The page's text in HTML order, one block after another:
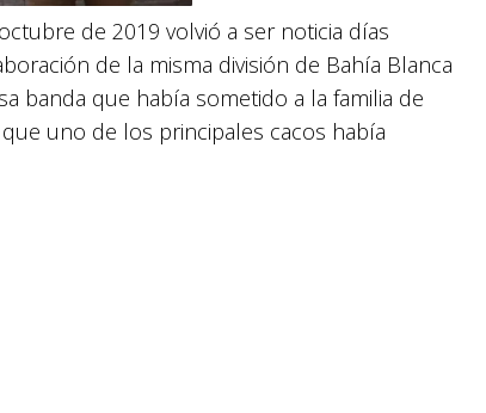
de 2019 volvió a ser noticia días
de la misma división de Bahía Blanca
banda que había sometido a la familia de
uno de los principales cacos había